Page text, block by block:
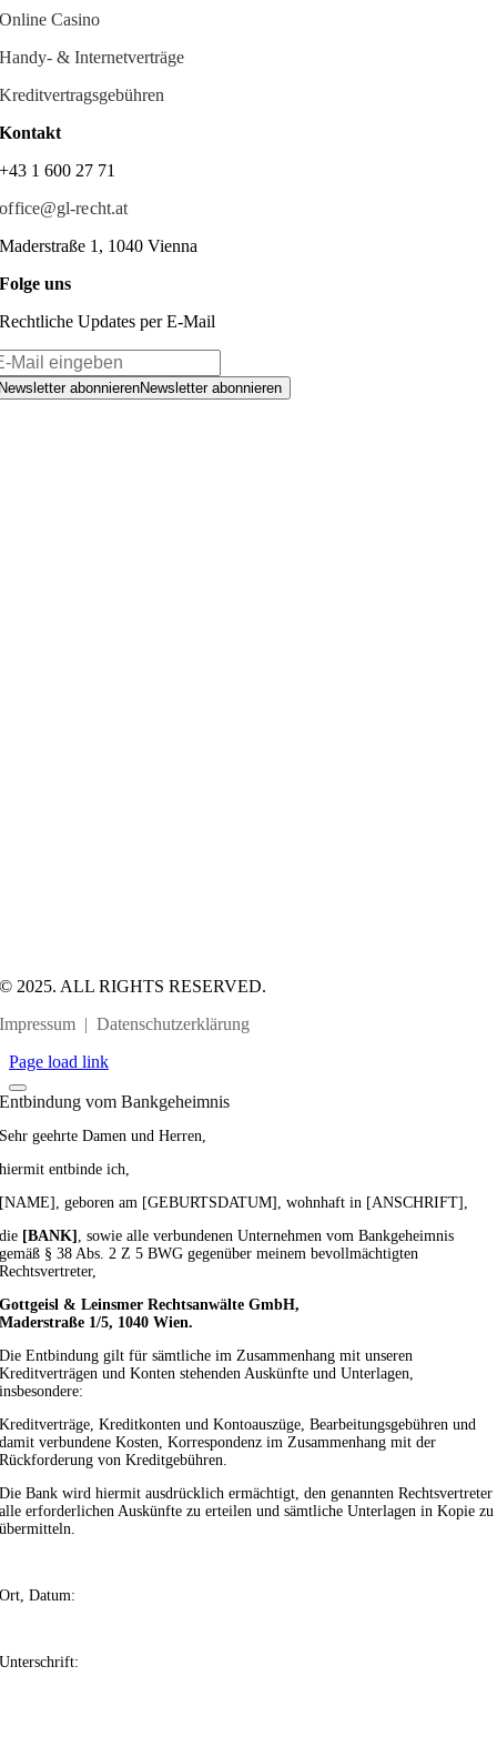
Online Casino
Handy- & Internetverträge
Kreditvertragsgebühren
Kontakt
+43 1 600 27 71
office@gl-recht.at
Maderstraße 1, 1040 Vienna
Folge uns
Rechtliche Updates per E-Mail
abonnierenNewsletter abonnieren
© 2025. ALL RIGHTS RESERVED.
Impressum |Datenschutzerklärung
Page load link
Entbindung vom Bankgeheimnis
Sehr geehrte Damen und Herren,
hiermit entbinde ich,
[NAME], geboren am [GEBURTSDATUM], wohnhaft in [ANSCHRIFT],
die [BANK] , sowie alle verbundenen Unternehmen vom Bankgeheimnis
gemäß § 38 Abs. 2 Z 5 BWG gegenüber meinem bevollmächtigten
Rechtsvertreter,
Gottgeisl & Leinsmer Rechtsanwälte GmbH,
Maderstraße 1/5, 1040 Wien.
Die Entbindung gilt für sämtliche im Zusammenhang mit unseren
Kreditverträgen und Konten stehenden Auskünfte und Unterlagen,
insbesondere:
Kreditverträge, Kreditkonten und Kontoauszüge, Bearbeitungsgebühren und
damit verbundene Kosten, Korrespondenz im Zusammenhang mit der
Rückforderung von Kreditgebühren.
Die Bank wird hiermit ausdrücklich ermächtigt, den genannten Rechtsvertreter
alle erforderlichen Auskünfte zu erteilen und sämtliche Unterlagen in Kopie zu
übermitteln.
Ort, Datum:
Unterschrift: